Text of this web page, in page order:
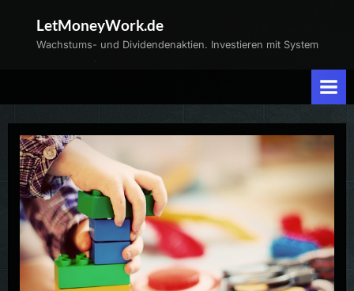
LetMoneyWork.de
Wachstums- und Dividendenaktien. Investieren mit System